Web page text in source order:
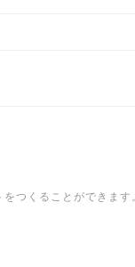
つくることができます